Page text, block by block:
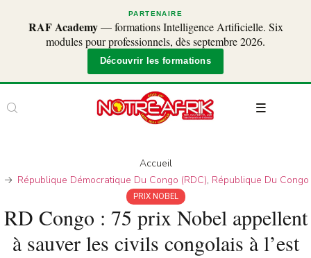
PARTENAIRE
RAF Academy— formations Intelligence Artificielle. Six
modules pour professionnels, dès septembre 2026.
Découvrir les formations
Accueil
République Démocratique Du Congo (RDC), République Du Congo
PRIX NOBEL
RD Congo : 75 prix Nobel appellent
à sauver les civils congolais à l’est